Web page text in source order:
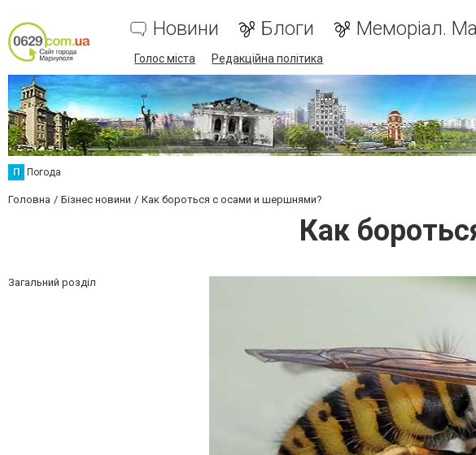
Новини Блоги Меморіал.
Голос міста Редакційна політика
П Погода
Головна Бізнес новини Как бороться с осами и шершнями?
Как
Загальний розділ